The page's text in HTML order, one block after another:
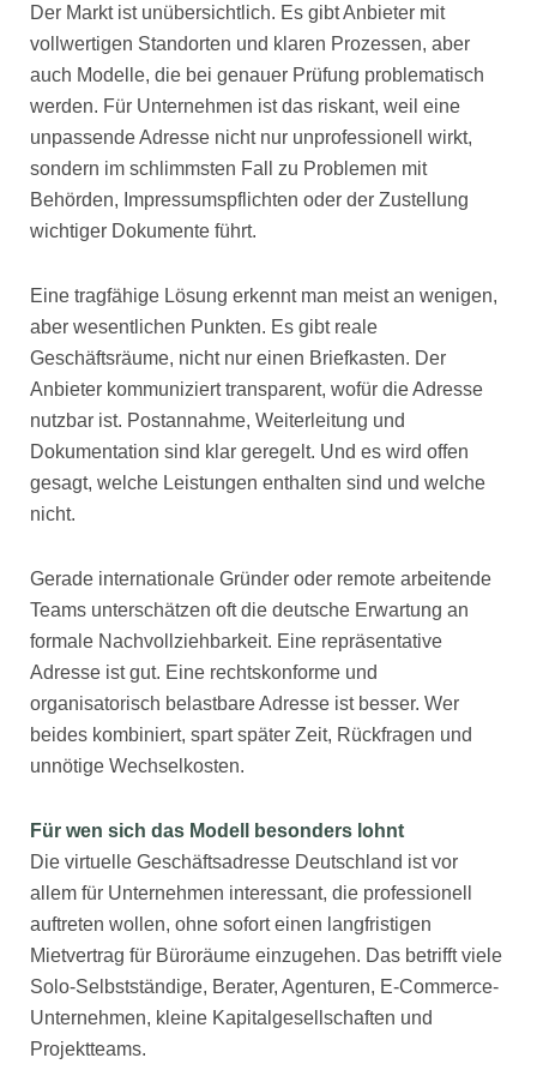
Der Markt ist unübersichtlich. Es gibt Anbieter mit
vollwertigen Standorten und klaren Prozessen, aber
auch Modelle, die bei genauer Prüfung problematisch
werden. Für Unternehmen ist das riskant, weil eine
unpassende Adresse nicht nur unprofessionell wirkt,
sondern im schlimmsten Fall zu Problemen mit
Behörden, Impressumspflichten oder der Zustellung
wichtiger Dokumente führt.
Eine tragfähige Lösung erkennt man meist an wenigen,
aber wesentlichen Punkten. Es gibt reale
Geschäftsräume, nicht nur einen Briefkasten. Der
Anbieter kommuniziert transparent, wofür die Adresse
nutzbar ist. Postannahme, Weiterleitung und
Dokumentation sind klar geregelt. Und es wird offen
gesagt, welche Leistungen enthalten sind und welche
nicht.
Gerade internationale Gründer oder remote arbeitende
Teams unterschätzen oft die deutsche Erwartung an
formale Nachvollziehbarkeit. Eine repräsentative
Adresse ist gut. Eine rechtskonforme und
organisatorisch belastbare Adresse ist besser. Wer
beides kombiniert, spart später Zeit, Rückfragen und
unnötige Wechselkosten.
Für wen sich das Modell besonders lohnt
Die virtuelle Geschäftsadresse Deutschland ist vor
allem für Unternehmen interessant, die professionell
auftreten wollen, ohne sofort einen langfristigen
Mietvertrag für Büroräume einzugehen. Das betrifft viele
Solo-Selbstständige, Berater, Agenturen, E-Commerce-
Unternehmen, kleine Kapitalgesellschaften und
Projektteams.